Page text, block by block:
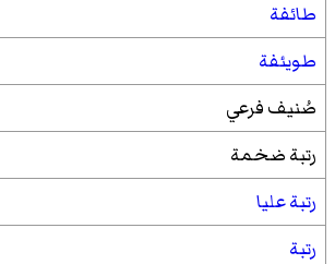
طائفة
طويئفة
صُنيف فرعي
رتبة ضخمة
رتبة عليا
رتبة